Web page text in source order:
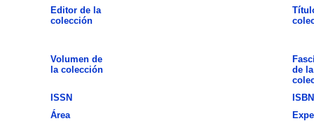
Editor de la
colección
Volumen de
la colección
de la
ISSN
ISBN
Área